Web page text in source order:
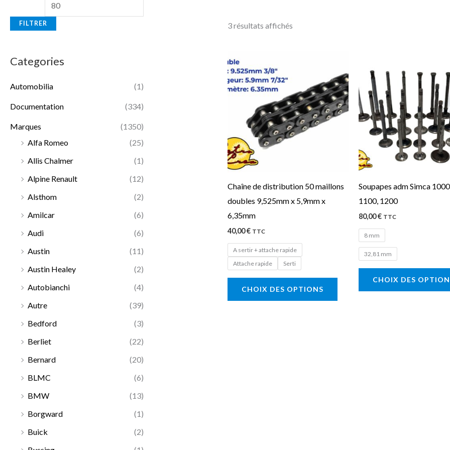
FILTRER
Categories
Automobilia (1)
Documentation (334)
Marques
(1350)
Alfa Romeo
(25)
Allis Chalmer
(1)
Alpine Renault
(12)
Alsthom
(2)
Amilcar
(6)
Audi
(6)
Austin
(11)
Austin Healey
(2)
Autobianchi
(4)
Autre
(39)
Bedford
(3)
Berliet
(22)
Bernard
(20)
BLMC
(6)
BMW
(13)
Borgward
(1)
Buick
(2)
3 résultats affichés
Chaîne de distribution 50 maillons
doubles 9,525mm x 5,9mm x
6,35mm
40,00€ TTC
A sertir + attache rapide
Attache rapide
Serti
CHOIX DES OPTIONS
produit
a
plusieurs
variations.
peuvent
choisies
produit
Soupapes adm Simca
1100, 1200
80,00€ TTC
8 mm
32,81 mm
CHOIX DES